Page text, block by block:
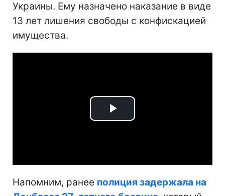
Украины. Ему назначено наказание в виде
13 лет лишения свободы с конфискацией
имущества.
Play
Напомним, ранее полиция задержала на